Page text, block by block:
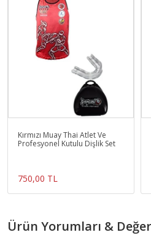
Kırmızı Muay Thai Atlet Ve
Profesyonel Kutulu Dişlik Set
750,00 TL
Ürün Yorumları &